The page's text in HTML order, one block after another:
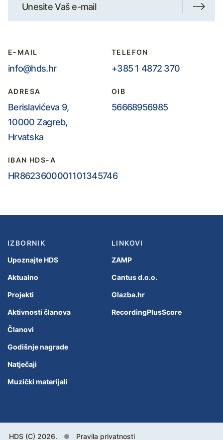
E-MAIL
info@hds.hr
TELEFON
+385 1 4872 370
ADRESA
Berislavićeva 9,
10000 Zagreb,
Hrvatska
OIB
56668956985
IBAN HDS-A
HR8623600001101345746
IZBORNIK
Upoznajte HDS
Aktualno
Projekti
Aktivnosti članova
Članovi
Godišnje nagrade
Natječaji
Muzički materijali
LINKOVI
ZAMP
Cantus d.o.o.
Glazba.hr
RecordingPlusScore
HDS (C) 2026. Pravila privatnosti